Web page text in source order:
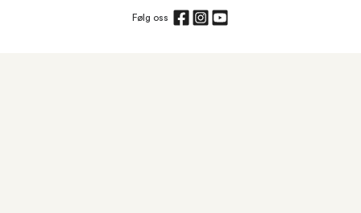
Følg oss